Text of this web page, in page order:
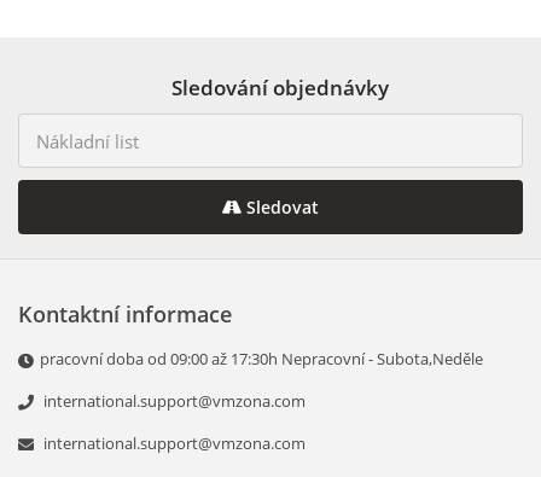
Sledování objednávky
Sledovat
Kontaktní informace
pracovní doba od 09:00 až 17:30h Nepracovní - Subota,Neděle
international.support@vmzona.com
international.support@vmzona.com